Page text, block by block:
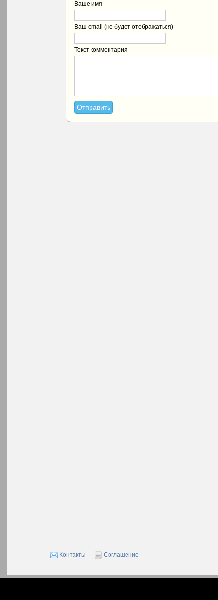
Ваше имя
Ваш email (не будет отображаться)
Текст комментария
Контакты Соглашение